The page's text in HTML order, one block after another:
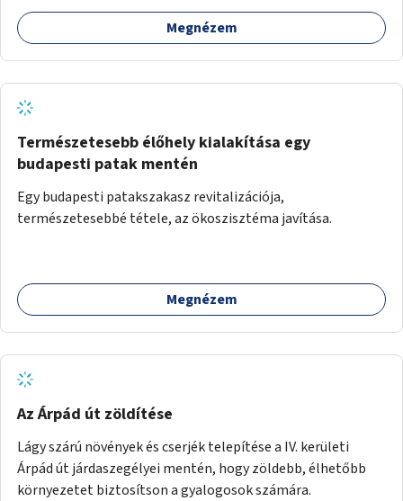
szabadon választhatnak, hogy kihez szeretnének odamenni
beszélgetni, kérdéseket feltenni – ezáltal közvetlen
Megnézem
Természetesebb élőhely kialakítása egy
budapesti patak mentén
Egy budapesti patakszakasz revitalizációja,
természetesebbé tétele, az ökoszisztéma javítása.
Megnézem
Az Árpád út zöldítése
Lágy szárú növények és cserjék telepítése a IV. kerületi
Árpád út járdaszegélyei mentén, hogy zöldebb, élhetőbb
környezetet biztosítson a gyalogosok számára.